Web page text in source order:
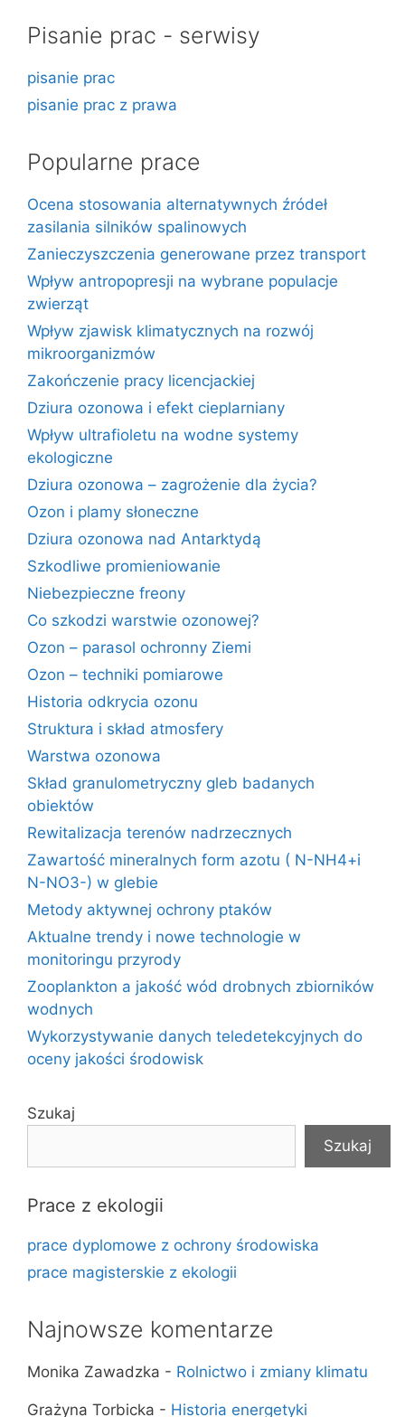
Pisanie prac - serwisy
pisanie prac
pisanie prac z prawa
Popularne prace
Ocena stosowania alternatywnych źródeł
zasilania silników spalinowych
Zanieczyszczenia generowane przez transport
Wpływ antropopresji na wybrane populacje
zwierząt
Wpływ zjawisk klimatycznych na rozwój
mikroorganizmów
Zakończenie pracy licencjackiej
Dziura ozonowa i efekt cieplarniany
Wpływ ultrafioletu na wodne systemy
ekologiczne
Dziura ozonowa – zagrożenie dla życia?
Ozon i plamy słoneczne
Dziura ozonowa nad Antarktydą
Szkodliwe promieniowanie
Niebezpieczne freony
Co szkodzi warstwie ozonowej?
Ozon – parasol ochronny Ziemi
Ozon – techniki pomiarowe
Historia odkrycia ozonu
Struktura i skład atmosfery
Warstwa ozonowa
Skład granulometryczny gleb badanych
obiektów
Rewitalizacja terenów nadrzecznych
Zawartość mineralnych form azotu ( N-NH4+i
N-NO3-) w glebie
Metody aktywnej ochrony ptaków
Aktualne trendy i nowe technologie w
monitoringu przyrody
Zooplankton a jakość wód drobnych zbiorników
wodnych
Wykorzystywanie danych teledetekcyjnych do
oceny jakości środowisk
Szukaj
Szukaj
Prace z ekologii
prace dyplomowe z ochrony środowiska
prace magisterskie z ekologii
Najnowsze komentarze
Monika Zawadzka - Rolnictwo i zmiany klimatu
Grażyna Torbicka - Historia energetyki